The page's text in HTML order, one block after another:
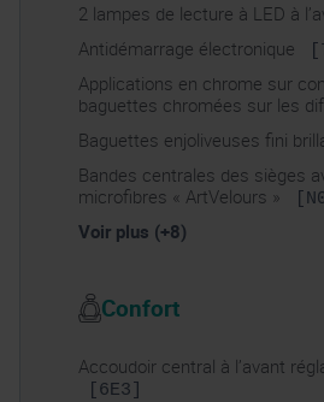
2 lampes de lecture à LED à
Antidémarrage électronique
Applications en chrome sur
baguettes chromées sur les
Baguettes enjoliveuses fini
Bandes centrales des sièges
microfibres « ArtVelours »
Voir plus (+8)
Confort
Accoudoir central à l’avant
[6E3]